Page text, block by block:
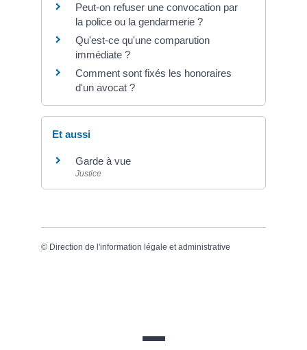
Peut-on refuser une convocation par
la police ou la gendarmerie ?
Qu'est-ce qu'une comparution
immédiate ?
Comment sont fixés les honoraires
d'un avocat ?
Et aussi
Garde à vue
Justice
© Direction de l'information légale et administrative